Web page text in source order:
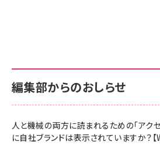
￥880
anan(アンアン)2026/
スペシャルエディション
￥1,100
サポート正規品 メーカ
NIMASO ガラスフィル
すい ガイド枠付き い
2枚セット DSP25F1698
￥1,599
サポート正規品 メーカ
Amazon eギフトカー
￥5,000
編集部からのおしらせ
人と機械の両方に読まれるための「アク
に自社ブランドは表示されていますか？